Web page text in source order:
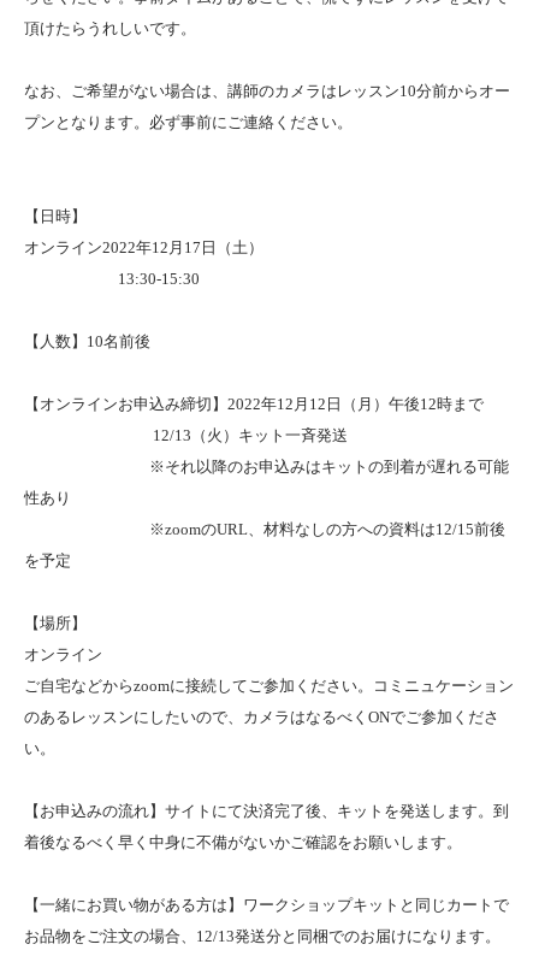
頂けたらうれしいです。
なお、ご希望がない場合は、講師のカメラはレッスン10分前からオー
プンとなります。必ず事前にご連絡ください。
【日時】
オンライン2022年12月17日（土）
13:30-15:30
【人数】10名前後
【オンラインお申込み締切】2022年12月12日（月）午後12時まで
12/13（火）キット一斉発送
※それ以降のお申込みはキットの到着が遅れる可能
性あり
※zoomのURL、材料なしの方への資料は12/15前後
を予定
【場所】
オンライン
ご自宅などからzoomに接続してご参加ください。コミニュケーション
のあるレッスンにしたいので、カメラはなるべくONでご参加くださ
い。
【お申込みの流れ】サイトにて決済完了後、キットを発送します。到
着後なるべく早く中身に不備がないかご確認をお願いします。
【一緒にお買い物がある方は】ワークショップキットと同じカートで
お品物をご注文の場合、12/13発送分と同梱でのお届けになります。